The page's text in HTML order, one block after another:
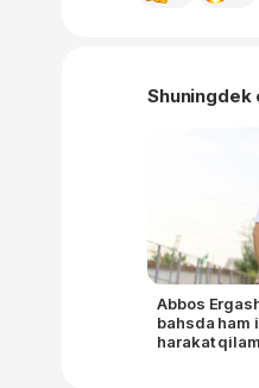
Shuningdek
Abbos
bahsda ham
harakat